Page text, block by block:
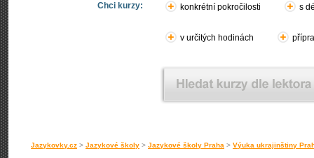
Chci kurzy: konkrétní pokročilosti s
v určitých hodinách
Jazykovky.cz > Jazykové školy > Jazykové školy Praha > Výuka ukrajinštiny